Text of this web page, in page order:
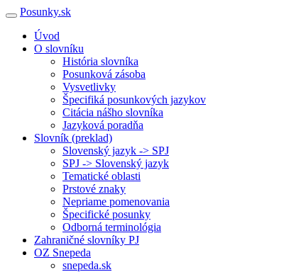
Posunky.sk
Úvod
O slovníku
História slovníka
Posunková zásoba
Vysvetlivky
Špecifiká posunkových jazykov
Citácia nášho slovníka
Jazyková poradňa
Slovník (preklad)
Slovenský jazyk -> SPJ
SPJ -> Slovenský jazyk
Tematické oblasti
Prstové znaky
Nepriame pomenovania
Špecifické posunky
Odborná terminológia
Zahraničné slovníky PJ
OZ Snepeda
snepeda.sk